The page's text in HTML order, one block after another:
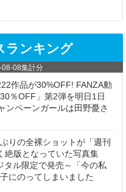
ランキング
08集計分
作品が30%OFF! FANZA動
％OFF」第2弾を明日1日
ンペーンガールは田野憂さ
りの全裸ショットが「週刊
絶版となっていた写真集
タル限定で発売～「今の私
にのってしまいました